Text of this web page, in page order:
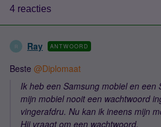
4 reacties
R Ray ANTWOORD
Beste @Diplomaat
Ik heb een Samsung mobiel en een
mijn mobiel nooit een wachtwoord
vingerafdru. Nu kan ik ineens mijn
Hij vraagt om een wachtwoord.